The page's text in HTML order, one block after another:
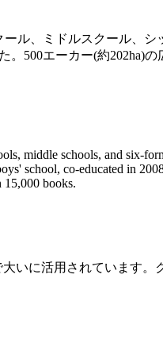
、ミドルスクール、シ
500エーカー(約202ha)
middle schools, and six-
school, co-educated in
15,000 books.
いに活用されています。